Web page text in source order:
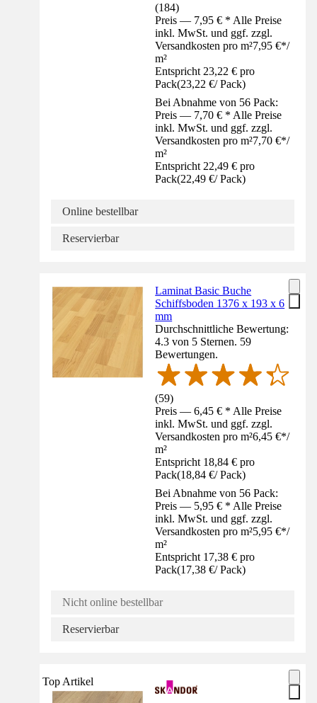
(184)
Preis — 7,95 € * Alle Preise
inkl. MwSt. und ggf. zzgl.
Versandkosten pro m²7,95 €*/
m²
Entspricht 23,22 € pro
Pack(23,22 €/ Pack)
Bei Abnahme von 56 Pack:
Preis — 7,70 € * Alle Preise
inkl. MwSt. und ggf. zzgl.
Versandkosten pro m²7,70 €*/
m²
Entspricht 22,49 € pro
Pack(22,49 €/ Pack)
Online bestellbar
Reservierbar
Laminat Basic Buche
Schiffsboden 1376 x 193 x 6
mm
Durchschnittliche Bewertung:
4.3 von 5 Sternen. 59
Bewertungen.
(59)
Preis — 6,45 € * Alle Preise
inkl. MwSt. und ggf. zzgl.
Versandkosten pro m²6,45 €*/
m²
Entspricht 18,84 € pro
Pack(18,84 €/ Pack)
Bei Abnahme von 56 Pack:
Preis — 5,95 € * Alle Preise
inkl. MwSt. und ggf. zzgl.
Versandkosten pro m²5,95 €*/
m²
Entspricht 17,38 € pro
Pack(17,38 €/ Pack)
Nicht online bestellbar
Reservierbar
Top Artikel